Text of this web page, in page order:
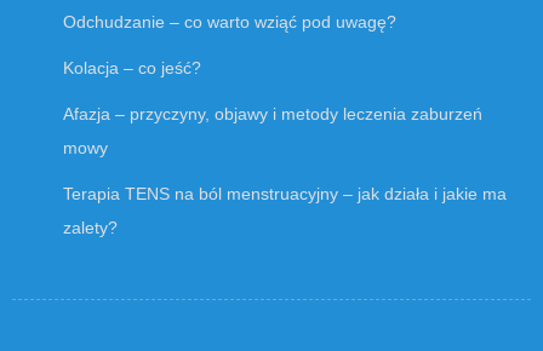
Odchudzanie – co warto wziąć pod uwagę?
Kolacja – co jeść?
Afazja – przyczyny, objawy i metody leczenia zaburzeń
mowy
Terapia TENS na ból menstruacyjny – jak działa i jakie ma
zalety?